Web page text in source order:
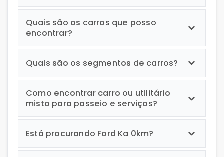
Quais são os carros que posso
encontrar?
Quais são os segmentos de carros?
Como encontrar carro ou utilitário
misto para passeio e serviços?
Está procurando Ford Ka 0km?